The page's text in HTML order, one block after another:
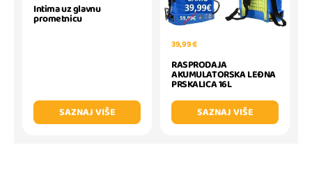
Intima uz glavnu
prometnicu
SAZNAJ VIŠE
39,99 €
RASPRODAJA
AKUMULATORSKA LEĐNA
PRSKALICA 16L
SAZNAJ VIŠE